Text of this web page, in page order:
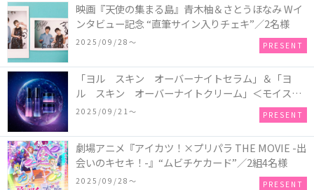
映画『天使の集まる島』青木柚＆さとうほなみ Wイ
ンタビュー記念 “直筆サイン入りチェキ”／2名様
2025/09/28〜 PRESENT
「ヨル スキン オーバーナイトセラム」＆「ヨ
ル スキン オーバーナイトクリーム」＜モイスト
セット＞＜クリア セット＞／各1名様・計2名様
2025/09/21〜 PRESENT
劇場アニメ『アイカツ！×プリパラ THE MOVIE -出
会いのキセキ！-』“ムビチケカード”／2組4名様
2025/09/28〜 PRESENT